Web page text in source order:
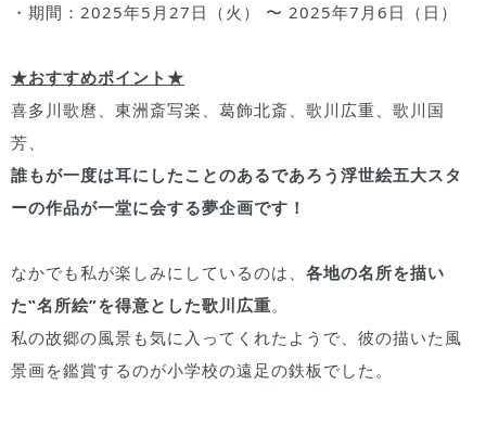
・期間：2025年5月27日（火） 〜 2025年7月6日（日）
★おすすめポイント★
喜多川歌麿、東洲斎写楽、葛飾北斎、歌川広重、歌川国
芳、
誰もが一度は耳にしたことのあるであろう浮世絵五大スタ
ーの作品が一堂に会する夢企画です！
なかでも私が楽しみにしているのは、 各地の名所を描い
た‟名所絵”を得意とした歌川広重。
私の故郷の風景も気に入ってくれたようで、彼の描いた風
景画を鑑賞するのが小学校の遠足の鉄板でした。